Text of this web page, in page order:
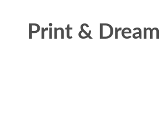
Print & Dream